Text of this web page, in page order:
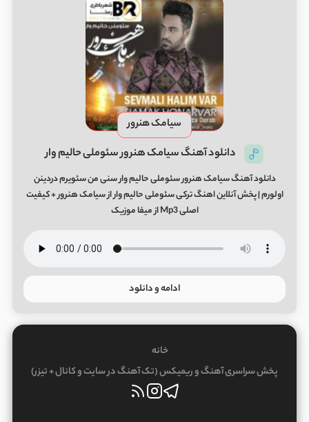
سیامک هنرور
دانلود آهنگ سیامک هنرور سئوملی حالیم وار
دانلود آهنگ سیامک هنرور سئوملی حالیم وار سنی من سئویرم دردینن
اولورم | پخش آنلاین اهنگ ترکی سئوملی حالیم وار از سیامک هنرور + کیفیت
اصلی Mp3 از میفا موزیک
ادامه و دانلود
خانه
پخش سراسری آهنگ و ریمیکس (تک آهنگ در سایت و کانال + تیزر)